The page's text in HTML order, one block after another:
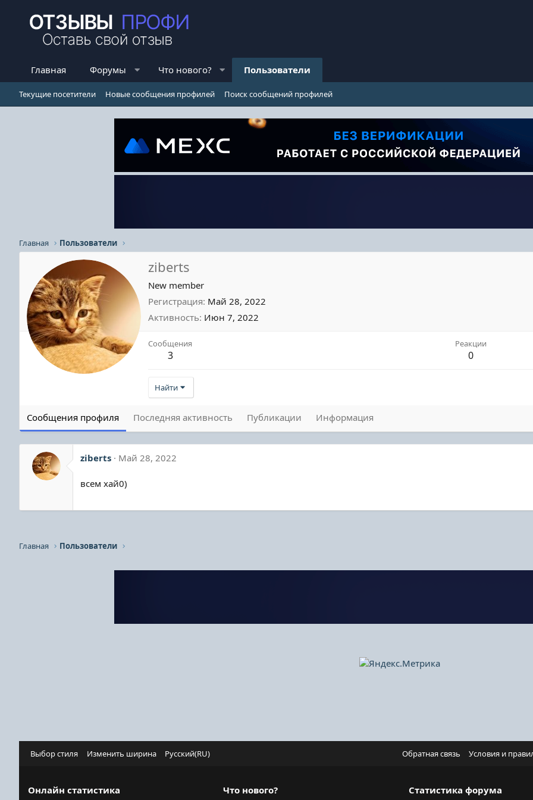
Главная Форумы Что нового? Пользователи
Текущие посетители Новые сообщения профилей Поиск сообщений профилей
Главная Пользователи
ziberts
New member
Регистрация Май 28, 2022
Активность Июн 7, 2022
Сообщения
3
Реакции
0
Найти
Сообщения профиля Последняя активность Публикации Информация
ziberts Май 28, 2022
всем хай0)
Главная Пользователи
Выбор стиля Изменить ширина Русский(RU) Обратная связь Условия и
Онлайн статистика Что нового? Статистика форума